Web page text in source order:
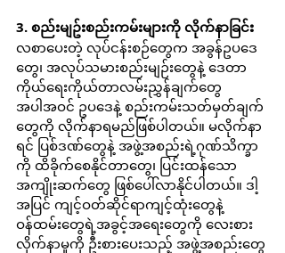
3. စည်းမျဥ်းစည်းကမ်းများကို လိုက်နာခြင်း
လစာပေးတဲ့ လုပ်ငန်းစဉ်တွေက အခွန်ဥပဒေ
တွေ၊ အလုပ်သမားစည်းမျဉ်းတွေနဲ့ ဒေတာ
ကိုယ်ရေးကိုယ်တာလမ်းညွှန်ချက်တွေ
အပါအဝင် ဥပဒေနဲ့ စည်းကမ်းသတ်မှတ်ချက်
တွေကို လိုက်နာရမည်ဖြစ်ပါတယ်။ မလိုက်နာ
ရင် ပြစ်ဒဏ်တွေနဲ့ အဖွဲ့အစည်းရဲ့ဂုဏ်သိက္ခာ
ကို ထိခိုက်စေနိုင်တာတွေ၊ ပြင်းထန်သော
အကျိုးဆက်တွေ ဖြစ်ပေါ်လာနိုင်ပါတယ်။ ဒါ့
အပြင် ကျင့်ဝတ်ဆိုင်ရာကျင့်ထုံးတွေနဲ့
ဝန်ထမ်းတွေရဲ့အခွင့်အရေးတွေကို လေးစား
လိုက်နာမှုကို ဦးစားပေးသည့် အဖွဲ့အစည်းတွေ